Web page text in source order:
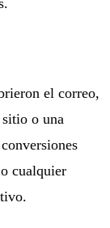
el correo,
o una
cualquier